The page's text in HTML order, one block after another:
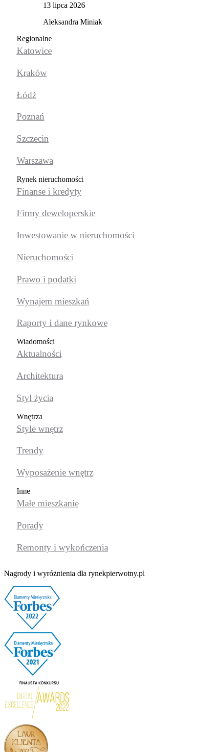
13 lipca 2026
Aleksandra Miniak
Regionalne
Katowice
Kraków
Łódź
Poznań
Szczecin
Warszawa
Rynek nieruchomości
Finanse i kredyty
Firmy deweloperskie
Inwestowanie w nieruchomości
Nieruchomości
Prawo i podatki
Wynajem mieszkań
Raporty i dane rynkowe
Wiadomości
Aktualności
Architektura
Styl życia
Wnętrza
Style wnętrz
Trendy
Wyposażenie wnętrz
Inne
Małe mieszkanie
Porady
Remonty i wykończenia
Nagrody i wyróżnienia dla rynekpierwotny.pl